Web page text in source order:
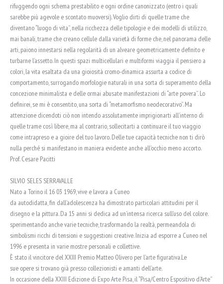
rifuggendo ogni schema prestabilito e ogni ordine canonizzato (entro i quali
sarebbe più agevole e scontato muoversi). Voglio dirti di quelle trame che
diventano “luogo di vita”, nella ricchezza delle tipologie e dei modelli di utilizzo,
mai banali, trame che creano cellule dalla varietà di forme che, nel panorama delle
arti, paiono innestarsi nella regolarità di un alveare geometricamente definito e
turbarne l’assetto. In questi spazi multicellulari e multiformi viaggia il pensiero a
colori, la vita esaltata da una gioiosità cromo-dinamica assurta a codice di
comportamento, surrogando morfologie naturali in una sorta di superamento della
concezione minimalista e delle ormai abusate manifestazioni di “arte povera”. Lo
definirei, se mi è consentito, una sorta di “metamorfismo neodecorativo”. Ma
attenzione dicendoti ciò non intendo assolutamente imprigionarti all’interno di
quelle trame così libere, ma al contrario, sollecitarti a continuare il tuo viaggio
come intrapreso e a gioire del tuo lavoro. Delle tue capacità tecniche non ti dirò
nulla perché si manifestano in maniera evidente anche all’occhio meno accorto.
Prof. Cesare Pacitti
SILVIO SELES SERRAVALLE
Nato a Torino il 16 03 1969, vive e lavora a Cuneo
da autodidatta, fin dall’adolescenza ha dimostrato particolari attitudini per il
disegno e la pittura. Da 15 anni si dedica ad un’intensa ricerca sull’uso del colore.
sperimentando anche varie tecniche, trasformando la realtà, permeandola di
simbolismi ricchi di tensioni e suggestioni creative. Inizia ad esporre a Cuneo nel
1996 e presenta in varie mostre personali e collettive.
È stato il vincitore del XXIII Premio Matteo Olivero per l’arte figurativa.Le
sue opere si trovano già presso collezionisti e amanti dell’arte.
In occasione della XXIII Edizione di Expo Arte Pisa, il “Pisa/Centro Espositivo d’Arte”